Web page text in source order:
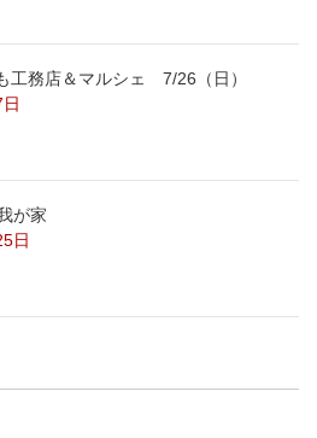
工務店＆マルシェ 7/26（日）
が家
日